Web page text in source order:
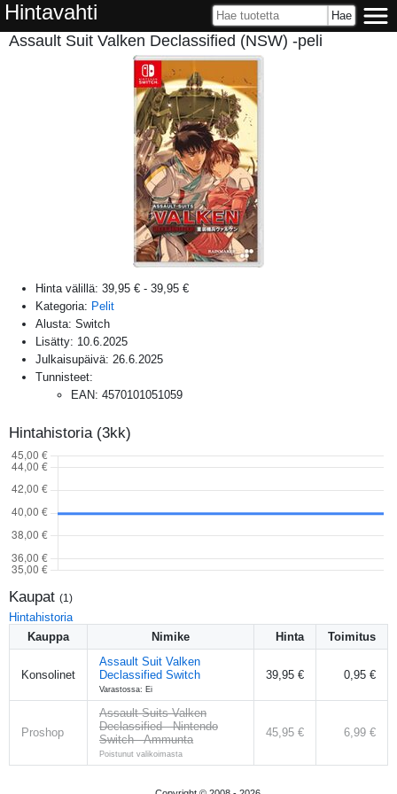
Hintavahti
Assault Suit Valken Declassified (NSW) -peli
Hinta välillä: 39,95 € - 39,95 €
Kategoria: Pelit
Alusta: Switch
Lisätty: 10.6.2025
Julkaisupäivä: 26.6.2025
Tunnisteet:
EAN: 4570101051059
Hintahistoria (3kk)
Kaupat (1 )
Hintahistoria
Kauppa
Nimike Hinta Toimitus
Konsolinet
Assault Suit Valken
Declassified Switch
Varastossa: Ei
39,95 € 0,95 €
Proshop
Assault Suits Valken
Declassified - Nintendo
Switch - Ammunta
Poistunut valikoimasta
45,95 € 6,99 €